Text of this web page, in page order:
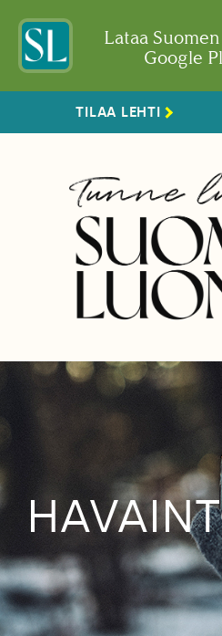
Lataa
Google
TILAA LEHTI